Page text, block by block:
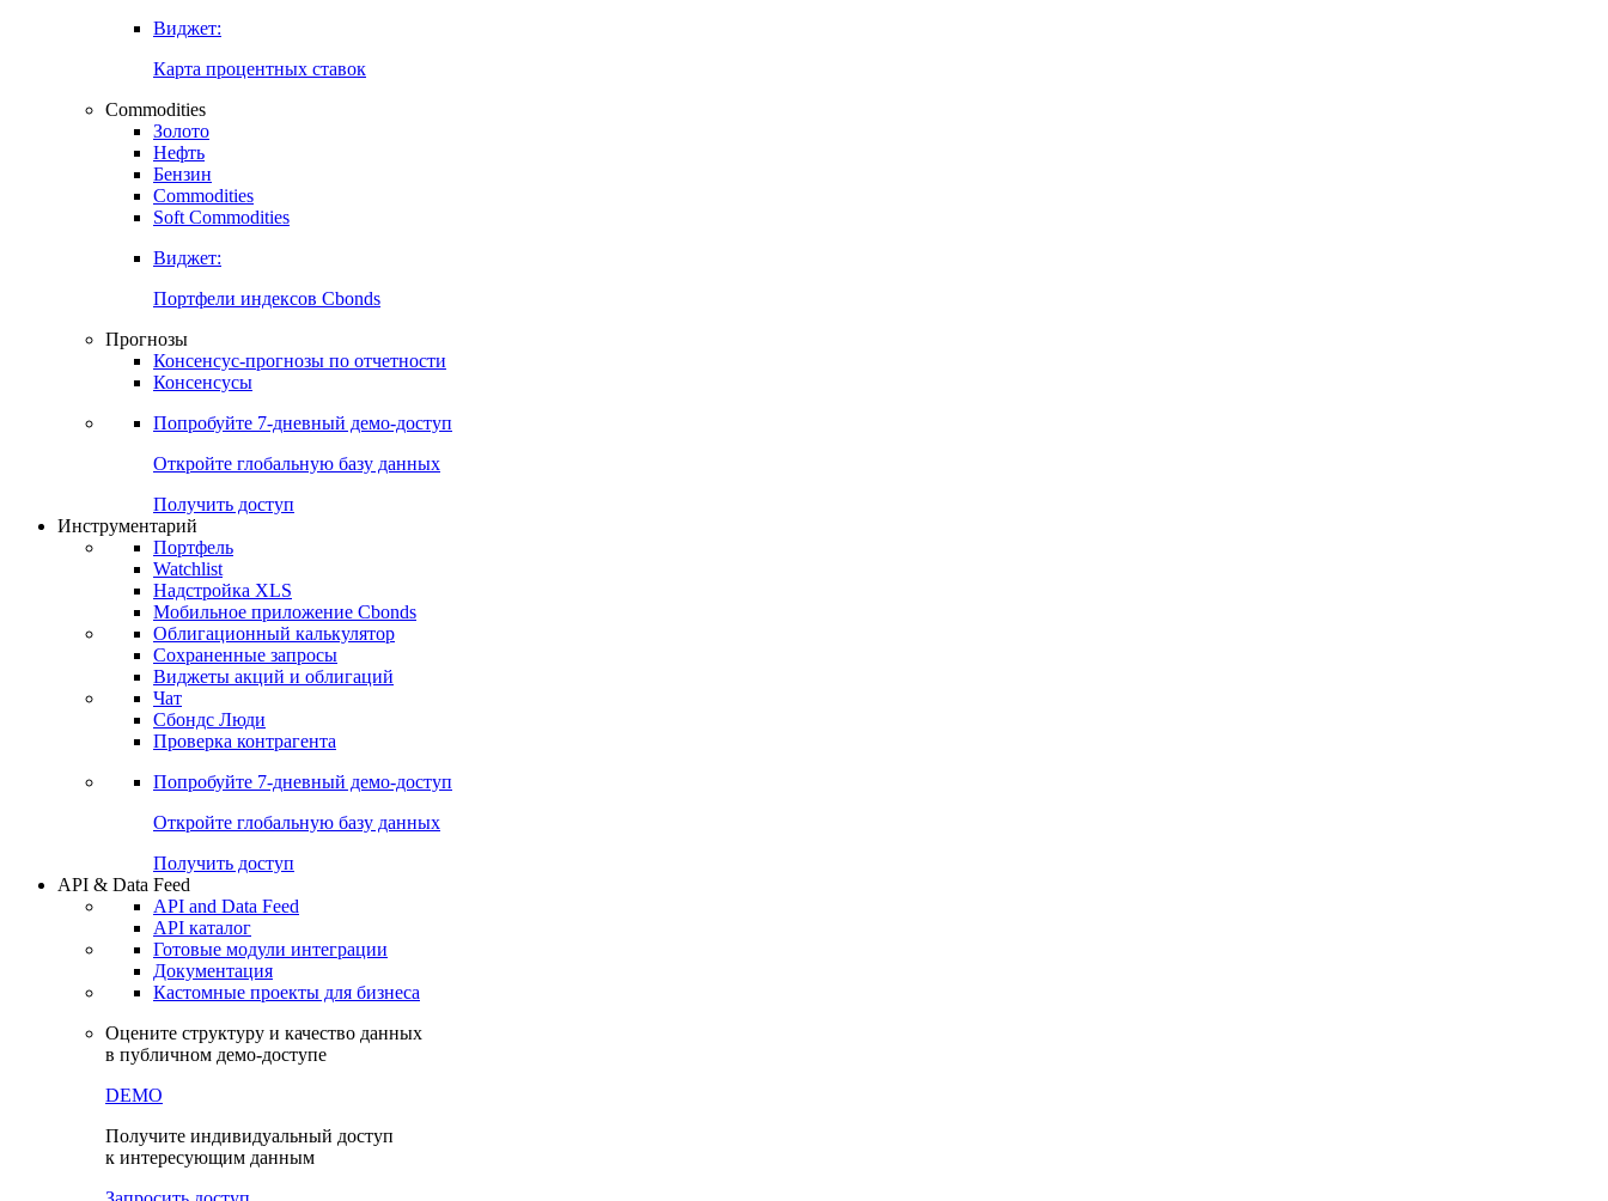
Виджет:
Карта процентных ставок
Commodities
Золото
Нефть
Бензин
Commodities
Soft Commodities
Виджет:
Портфели индексов Cbonds
Прогнозы
Консенсус-прогнозы по отчетности
Консенсусы
Попробуйте 7-дневный демо-доступ
Откройте глобальную базу данных
Получить доступ
Инструментарий
Портфель
Watchlist
Надстройка XLS
Мобильное приложение Cbonds
Облигационный калькулятор
Сохраненные запросы
Виджеты акций и облигаций
Чат
Сбондс Люди
Проверка контрагента
Попробуйте 7-дневный демо-доступ
Откройте глобальную базу данных
Получить доступ
API & Data Feed
API and Data Feed
API каталог
Готовые модули интеграции
Документация
Кастомные проекты для бизнеса
Оцените структуру и качество данных
в публичном демо-доступе
DEMO
Получите индивидуальный доступ
к интересующим данным